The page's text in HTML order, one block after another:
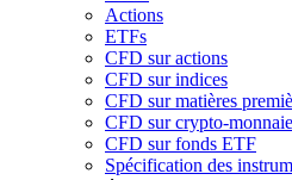
Actions
ETFs
CFD sur actions
CFD sur indices
CFD sur matières
CFD sur crypto-
CFD sur fonds ETF
Spécification des